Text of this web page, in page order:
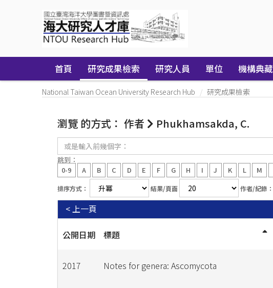
首頁 研究成果檢索 研究人員 單位 機構典藏
National Taiwan Ocean University Research Hub 研究成果檢索
瀏覽 的方式： 作者 Phukhamsakda, C.
或
輸
入
前
幾
字：
跳到：
0-9
A B C D E F G H I J K L M
排序方式： 結果/頁面 作者/紀錄：
< 上一頁
公開日期 標題
2017 Notes for genera: Ascomycota